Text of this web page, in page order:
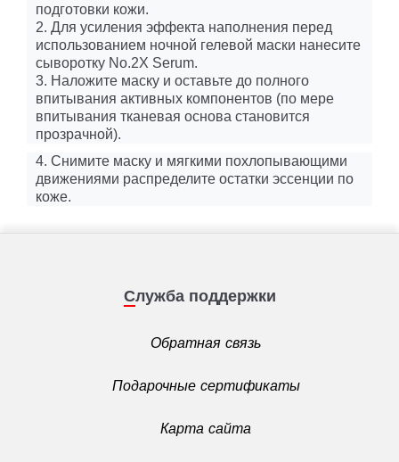
подготовки кожи.
2. Для усиления эффекта наполнения перед
использованием ночной гелевой маски нанесите
сыворотку No.2X Serum.
3. Наложите маску и оставьте до полного
впитывания активных компонентов (по мере
впитывания тканевая основа становится
прозрачной).
4. Снимите маску и мягкими похлопывающими
движениями распределите остатки эссенции по
коже.
Служба поддержки
Обратная связь
Подарочные сертификаты
Карта сайта